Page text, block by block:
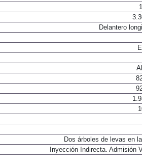
Delantero
Dos árboles de levas en
Inyección Indirecta. Admisión